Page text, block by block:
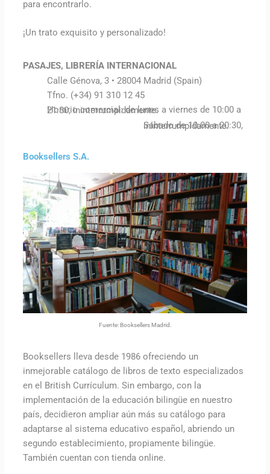
para encontrarlo.
¡Un trato exquisito y personalizado!
PASAJES, LIBRERÍA INTERNACIONAL
Calle Génova, 3 • 28004 Madrid (Spain)
Tfno. (+34) 91 310 12 45
Horario comercial: de lunes a viernes de 10:00 a 21:30, ininterrumpidamente.
Sábado de 10:00 a 20:30, ininterrumpidamente.
Booksellers S.A.
Fuente: Booksellers Madrid.
Booksellers lleva desde 1986 ofreciendo un
inmejorable catálogo de libros de texto especializados
en el British Currículum. Sin embargo, con la
implementación de la educación bilingüe en nuestro
país, decidieron ampliar aún más su catálogo para
adaptarse al sistema educativo español, abriendo un
segundo establecimiento, propiamente bilingüe.
También cuentan con tienda online.